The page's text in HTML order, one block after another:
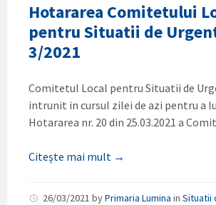
Hotararea Comitetului
pentru Situatii de
3/2021
Comitetul Local pentru Situatii de
intrunit in cursul zilei de azi pentru a
Hotararea nr. 20 din 25.03.2021 a
Citește mai mult →
26/03/2021 byPrimaria Lumina in Situatii